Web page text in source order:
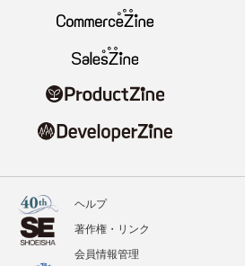
ヘルプ
著作権・リンク
会員情報管理